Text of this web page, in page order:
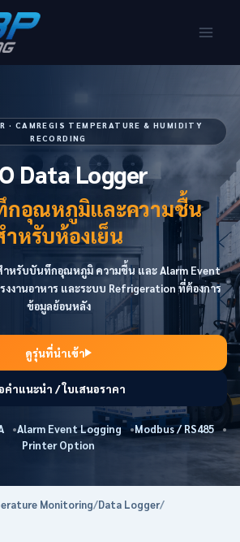
· CAMREGIS TEMPERATURE & HUMIDITY
RECORDING
Data Logger
กอุณหภูมิและความชื้น
ำหรับห้องเย็น
สำหรับบันทึกอุณหภูมิ ความชื้น และ Alarm Event
งงานอาหาร และระบบ Refrigeration ที่ต้องการ
ข้อมูลย้อนหลัง
ดูรุ่นที่นำเข้า
คำแนะนำ / ใบเสนอราคา
Alarm Event Logging
Modbus / RS485
Printer Option
Monitoring/Data Logger/